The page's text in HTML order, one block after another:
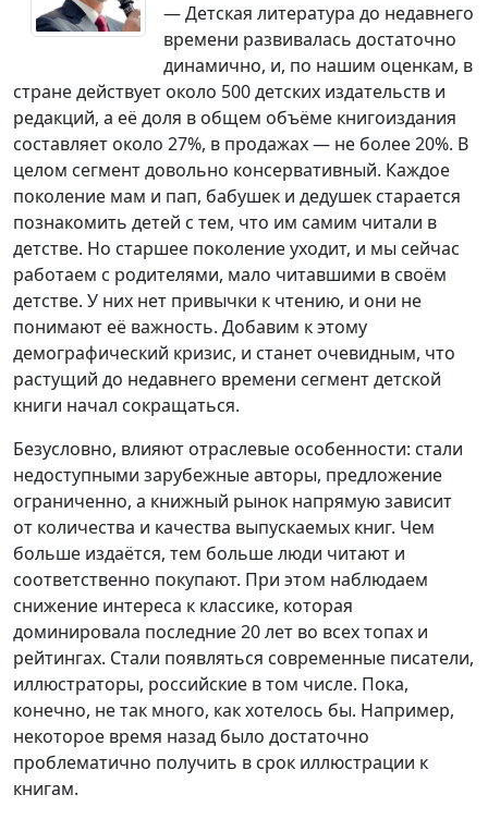
— Детская литература до недавнего
времени развивалась достаточно
динамично, и, по нашим оценкам, в
стране действует около 500 детских издательств и
редакций, а её доля в общем объёме книгоиздания
составляет около 27%, в продажах — не более 20%. В
целом сегмент довольно консервативный. Каждое
поколение мам и пап, бабушек и дедушек старается
познакомить детей с тем, что им самим читали в
детстве. Но старшее поколение уходит, и мы сейчас
работаем с родителями, мало читавшими в своём
детстве. У них нет привычки к чтению, и они не
понимают её важность. Добавим к этому
демографический кризис, и станет очевидным, что
растущий до недавнего времени сегмент детской
книги начал сокращаться.
Безусловно, влияют отраслевые особенности: стали
недоступными зарубежные авторы, предложение
ограниченно, а книжный рынок напрямую зависит
от количества и качества выпускаемых книг. Чем
больше издаётся, тем больше люди читают и
соответственно покупают. При этом наблюдаем
снижение интереса к классике, которая
доминировала последние 20 лет во всех топах и
рейтингах. Стали появляться современные писатели,
иллюстраторы, российские в том числе. Пока,
конечно, не так много, как хотелось бы. Например,
некоторое время назад было достаточно
проблематично получить в срок иллюстрации к
книгам.